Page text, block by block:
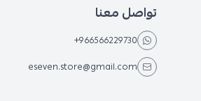
تواصل معنا
+966566229730
eseven.store@gmail.com